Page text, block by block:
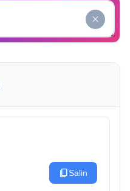
close
content_copySalin